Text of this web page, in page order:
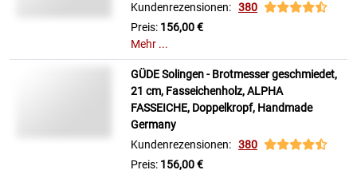
Kundenrezensionen: 380
Preis: 156,00 €
Mehr ...
GÜDE Solingen - Brotmesser geschmiedet,
21 cm, Fasseichenholz, ALPHA
FASSEICHE, Doppelkropf, Handmade
Germany
Kundenrezensionen: 380
Preis: 156,00 €